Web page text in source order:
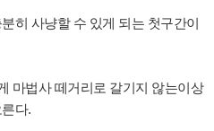
히 사냥할 수 있게 되는 첫구간이
마법사 떼거리로 갈기지 않는이상
다.